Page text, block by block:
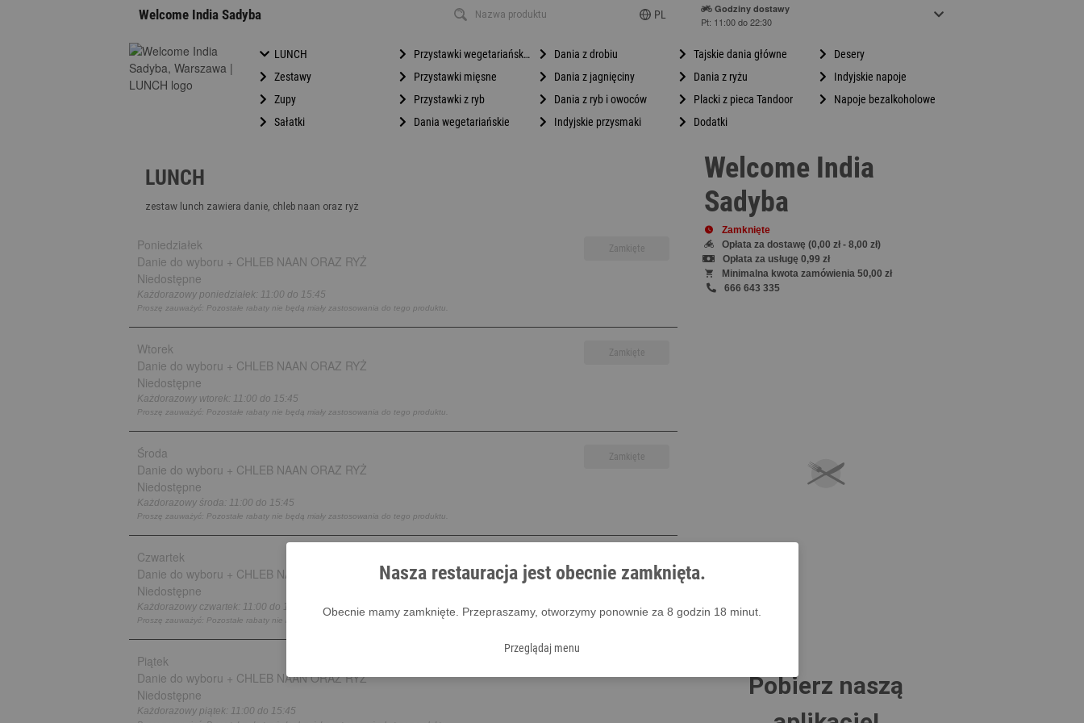
Welcome India Sadyba PL Godziny dostawy
Pt: 11:00 do 22:30
LUNCH
Zestawy
Zupy
Sałatki
Przystawki wegetariańskie
Przystawki mięsne
Przystawki z ryb
Dania wegetariańskie
Dania z drobiu
Dania z jagnięciny
Dania z ryb i owoców
Indyjskie przysmaki
Tajskie dania główne
Dania z ryżu
Placki z pieca Tandoor
Dodatki
Desery
Indyjskie napoje
Napoje bezalkoholowe
LUNCH
zestaw lunch zawiera danie, chleb naan oraz ryż
Poniedziałek
Danie do wyboru + CHLEB NAAN ORAZ RYŻ
Niedostępne
Każdorazowy poniedziałek: 11:00 do 15:45
Proszę zauważyć: Pozostałe rabaty nie będą miały zastosowania do tego produktu.
Zamkięte
Wtorek
Danie do wyboru + CHLEB NAAN ORAZ RYŻ
Niedostępne
Każdorazowy wtorek: 11:00 do 15:45
Proszę zauważyć: Pozostałe rabaty nie będą miały zastosowania do tego produktu.
Zamkięte
Środa
Danie do wyboru + CHLEB NAAN ORAZ RYŻ
Niedostępne
Każdorazowy środa: 11:00 do 15:45
Proszę zauważyć: Pozostałe rabaty nie będą miały zastosowania do tego produktu.
Zamkięte
Czwartek
Danie do wyboru + CHLEB NAAN ORAZ RYŻ
Niedostępne
Każdorazowy czwartek: 11:00 do 15:45
Proszę zauważyć: Pozostałe rabaty nie będą miały zastosowania do tego produktu.
Piątek
Danie do wyboru + CHLEB NAAN ORAZ RYŻ
Niedostępne
Każdorazowy piątek: 11:00 do 15:45
Welcome India
Sadyba
Zamknięte
Opłata za dostawę (0,00 zł - 8,00 zł)
Opłata za usługę 0,99 zł
Minimalna kwota zamówienia 50,00 zł
666 643 335
Pobierz naszą
Nasza restauracja jest obecnie zamknięta.
Obecnie mamy zamknięte. Przepraszamy, otworzymy ponownie za 8 godzin 18 minut.
Przeglądaj menu